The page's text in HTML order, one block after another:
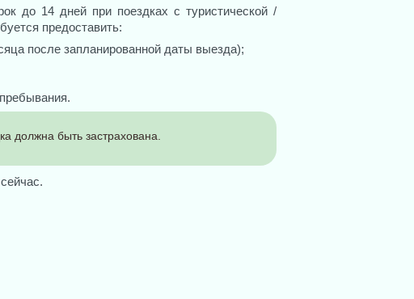
до 14 дней при поездках с туристической /
предоставить:
после запланированной даты выезда);
должна быть застрахована.